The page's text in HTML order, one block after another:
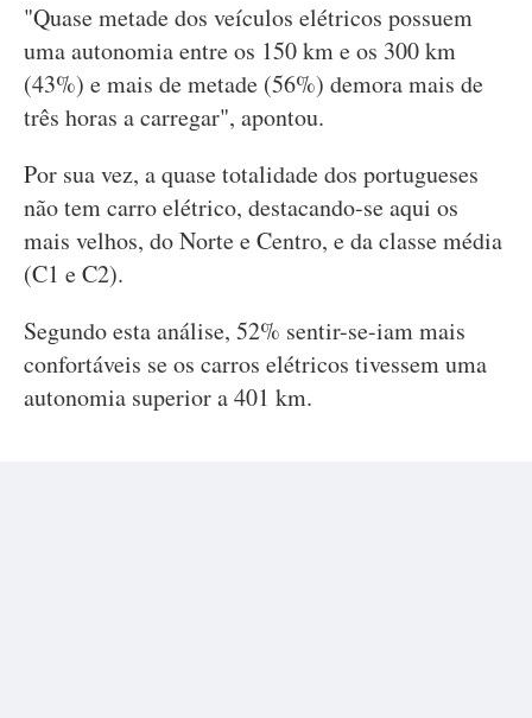
"Quase metade dos veículos elétricos possuem
uma autonomia entre os 150 km e os 300 km
(43%) e mais de metade (56%) demora mais de
três horas a carregar", apontou.
Por sua vez, a quase totalidade dos portugueses
não tem carro elétrico, destacando-se aqui os
mais velhos, do Norte e Centro, e da classe média
(C1 e C2).
Segundo esta análise, 52% sentir-se-iam mais
confortáveis se os carros elétricos tivessem uma
autonomia superior a 401 km.